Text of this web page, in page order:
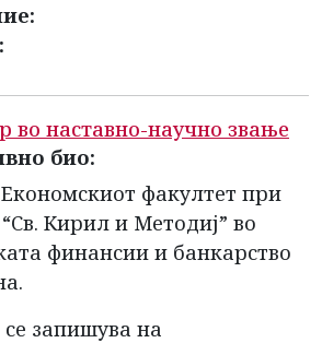
во наставно-научно звање
био:
факултет при
Кирил и Методиј” во
финансии и банкарство
запишува на